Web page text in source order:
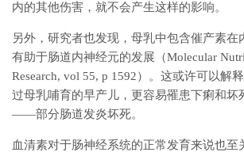
内的其他伤害，就不会产生这样的影响。
另外，研究者也发现，母乳中包含催产素在
有助于肠道内神经元的发展（Molecular
Research, vol 55, p 1592）。这或许可以解
过母乳哺育的早产儿，更容易罹患下痢和坏
——部分肠道发炎坏死。
血清素对于肠神经系统的正常发育来说也至